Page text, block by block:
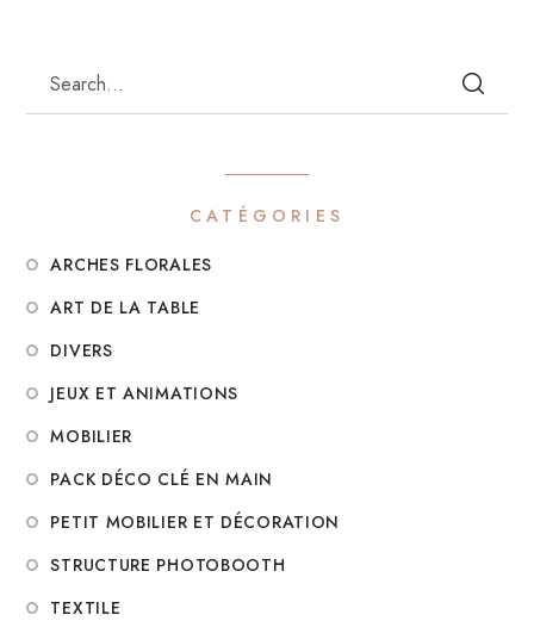
CATÉGORIES
ARCHES FLORALES
ART DE LA TABLE
DIVERS
JEUX ET ANIMATIONS
MOBILIER
PACK DÉCO CLÉ EN MAIN
PETIT MOBILIER ET DÉCORATION
STRUCTURE PHOTOBOOTH
TEXTILE